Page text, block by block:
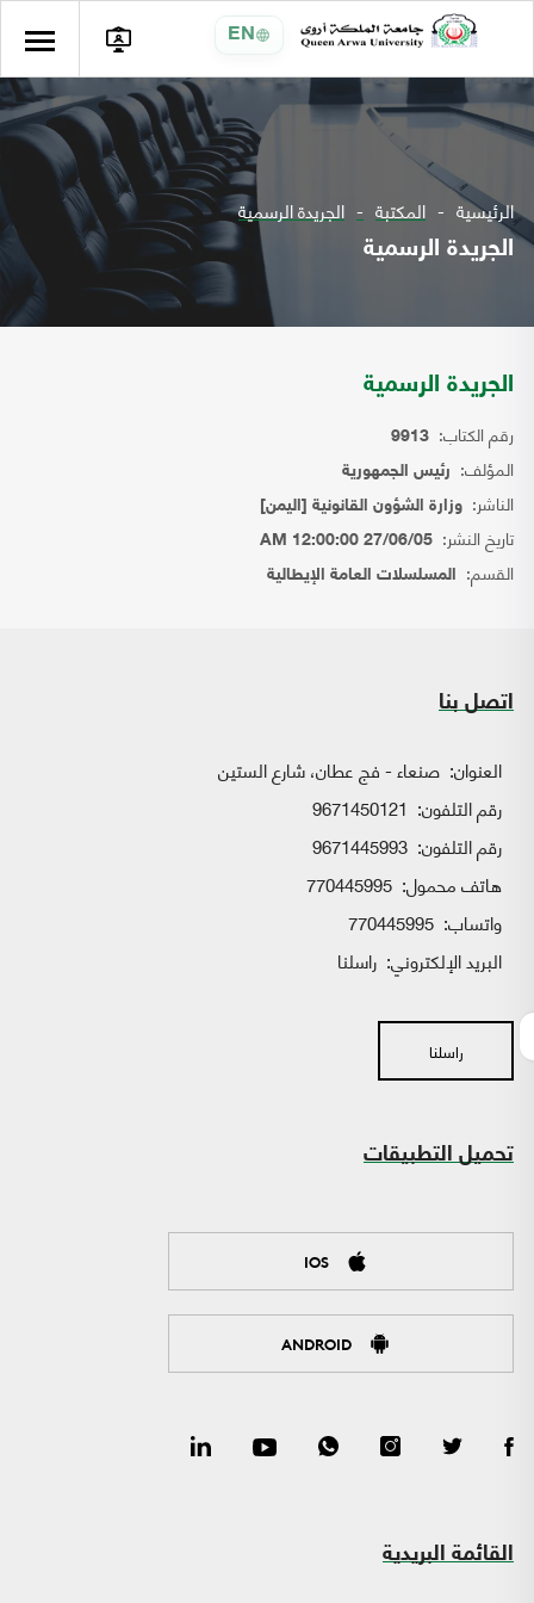
EN
الرئيسية المكتبة الجريدة الرسمية
الجريدة الرسمية
الجريدة الرسمية
رقم الكتاب: 9913
المؤلف: رئيس الجمهورية
الناشر: وزارة الشؤون القانونية [اليمن]
تاريخ النشر: 27/06/05 12:00:00 AM
القسم: المسلسلات العامة الإيطالية
اتصل بنا
العنوان: صنعاء - فج عطان، شارع الستين
رقم التلفون: 9671450121
رقم التلفون: 9671445993
هاتف محمول: 770445995
واتساب:
البريد الإلكتروني: راسلنا
راسلنا
تحميل التطبيقات
IOS
ANDROID
القائمة البريدية